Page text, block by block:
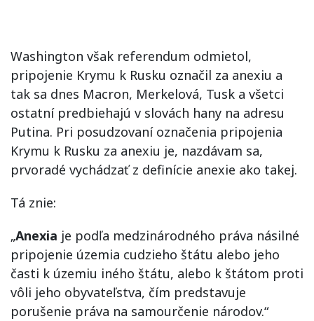
Washington však referendum odmietol,
pripojenie Krymu k Rusku označil za anexiu a
tak sa dnes Macron, Merkelová, Tusk a všetci
ostatní predbiehajú v slovách hany na adresu
Putina. Pri posudzovaní označenia pripojenia
Krymu k Rusku za anexiu je, nazdávam sa,
prvoradé vychádzať z definície anexie ako takej.
Tá znie:
„Anexia je podľa medzinárodného práva násilné
pripojenie územia cudzieho štátu alebo jeho
časti k územiu iného štátu, alebo k štátom proti
vôli jeho obyvateľstva, čím predstavuje
porušenie práva na samourčenie národov.“